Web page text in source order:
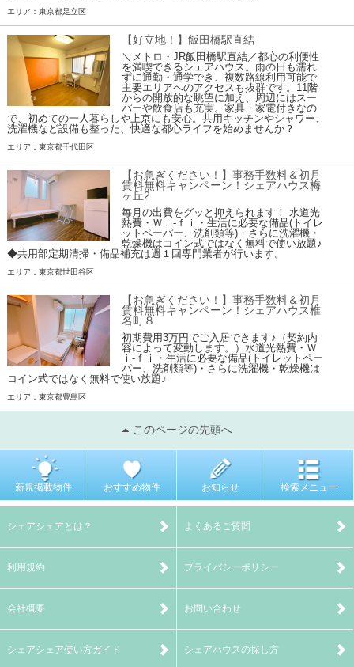
エリア：東京都足立区
【好立地！】飯田橋駅直結
＼メトロ・JR飯田橋駅直結／都心の利便性
を満喫できるシェアハウス。雨の日も濡れ
ずに通勤・通学でき、複数路線利用可能で
主要エリアへのアクセスも抜群です。11階
からの開放的な眺望に加え、周辺にはスー
パーや飲食店も充実。家具・家電付きなの
で、初めての一人暮らしや上京にも安心。共用キッチンやシャワー、
洗濯機など設備も整った、快適な都心ライフを始めませんか？
エリア：東京都千代田区
【お急ぎください！】事務手数料＆初月
賃料無料キャンペーン！シェアハウス梅
ヶ丘2
毎月の出費をグッと抑えられます！ 水道光
熱費・Ｗｉ-ｆｉ・生活に必要な備品(トイレ
ットペーパー、洗剤類等)・さらに洗濯機・
乾燥機はコイン式ではなく無料で使い放題♪
◆共用部定期清掃・備品補充は週１回専門業者が行います。
エリア：東京都世田谷区
【お急ぎください！】事務手数料＆初月
賃料無料キャンペーン！シェアハウス椎
名町８
初期費用3万円でご入居できます♪（契約内
容によって変動します。）水道光熱費・Ｗ
ｉ-ｆｉ・生活に必要な備品(トイレットペー
パー、洗剤類等)・さらに洗濯機・乾燥機は
コイン式ではなく無料で使い放題♪
エリア：東京都豊島区
このページの先頭へ
新規掲載物件 おすすめ物件 お知らせ 検索メニュー
シェアシェアとは？ よくあるご質問
利用規約 プライバシーポリシー
会社概要 お問い合わせ
シェアシェア使い方ガイド シェアハウスの探し方